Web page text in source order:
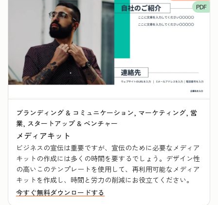
PDF
ブランディング & コミュニケーション, マーケティング, 営
業, スタートアップ & ベンチャー
メディアキット
ビジネスの宣伝は重要ですが、宣伝のために必要なメディア
キットの作成には多くの時間を要するでしょう。デザイン性
の高いこのテンプレートを使用して、再利用可能なメディア
キットを作成し、時間と労力の削減にお役立てください。
今すぐ無料ダウンロードする